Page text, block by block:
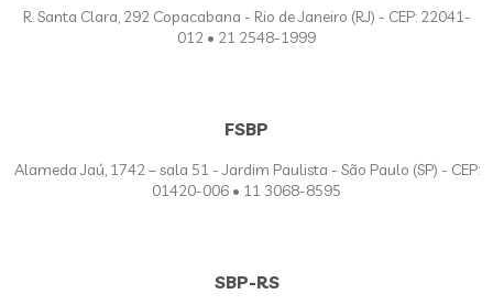
R. Santa Clara, 292 Copacabana - Rio de Janeiro (RJ) - CEP: 22041-
012 • 21 2548-1999
FSBP
Alameda Jaú, 1742 – sala 51 - Jardim Paulista - São Paulo (SP) - CEP:
01420-006 • 11 3068-8595
SBP-RS